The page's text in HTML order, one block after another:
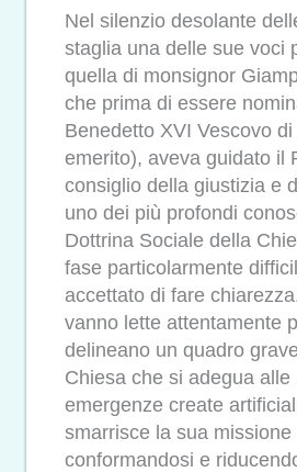
Nel silenzio desolante
staglia una delle sue voci
quella di monsignor
che prima di essere
Benedetto XVI Vescovo
emerito), aveva guidato il
consiglio della giustizia e
uno dei più profondi
Dottrina Sociale della
fase particolarmente
accettato di fare
vanno lette attentamente
delineano un quadro
Chiesa che si adegua alle
emergenze create
smarrisce la sua missione
conformandosi e